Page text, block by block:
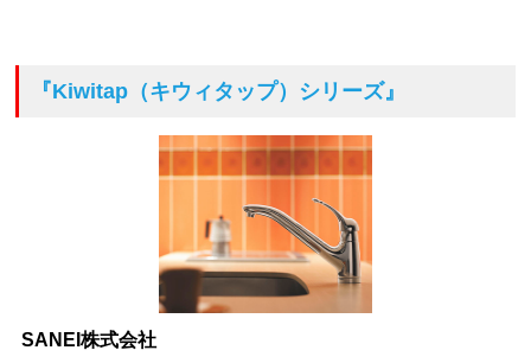
『Kiwitap（キウィタップ）シリーズ』
SANEI株式会社